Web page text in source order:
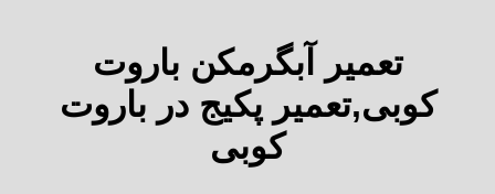
تعمیر آبگرمکن باروت
کوبی,تعمیر پکیج در باروت
کوبی